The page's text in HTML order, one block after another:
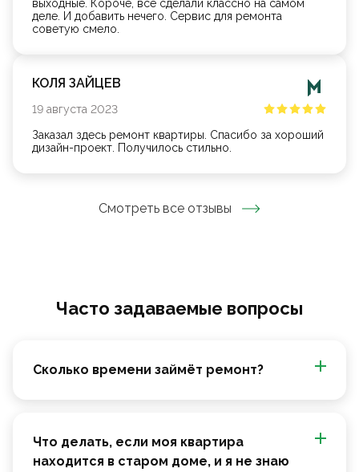
выходные. Короче, все сделали классно на самом
деле. И добавить нечего. Сервис для ремонта
советую смело.
КОЛЯ ЗАЙЦЕВ
19 августа 2023
Заказал здесь ремонт квартиры. Спасибо за хороший
дизайн-проект. Получилось стильно.
Смотреть все отзывы
Часто задаваемые вопросы
Сколько времени займёт ремонт?
Что делать, если моя квартира
находится в старом доме, и я не знаю